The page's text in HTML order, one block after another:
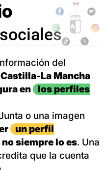
del
La Mancha
en
los perfiles
o una imagen
un perfil
siempre lo es. Una
que la cuenta